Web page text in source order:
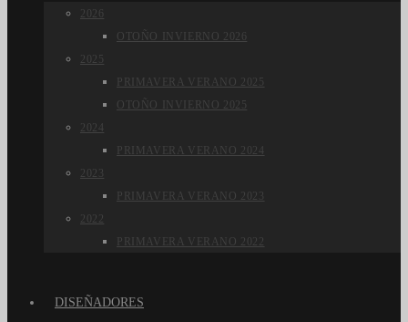
2026
OTOÑO INVIERNO 2026
2025
PRIMAVERA VERANO 2025
OTOÑO INVIERNO 2025
2024
PRIMAVERA VERANO 2024
2023
PRIMAVERA VERANO 2023
2022
PRIMAVERA VERANO 2022
DISEÑADORES